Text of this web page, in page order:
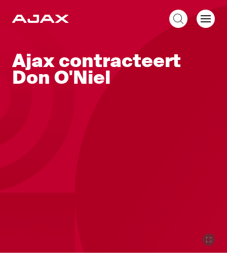
Ajax contracteert
Don O'Niel